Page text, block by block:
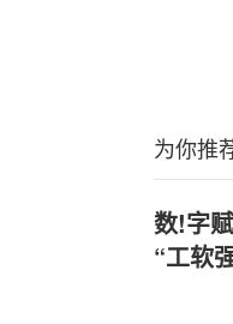
为你推
数!字
“工软